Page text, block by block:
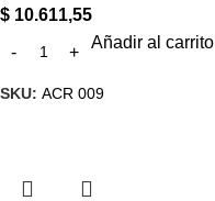
$ 10.611,55
Añadir al carrito
SKU: ACR 009